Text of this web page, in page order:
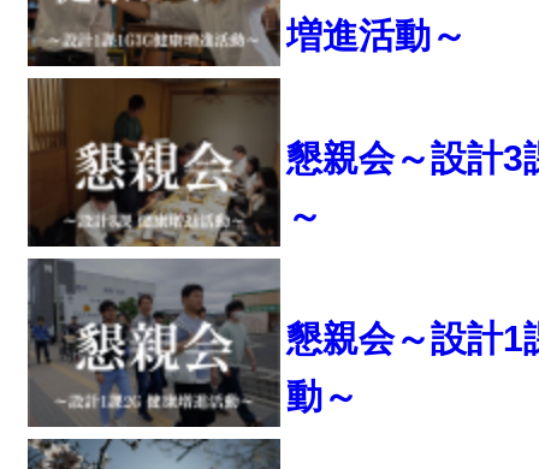
増進活動～
懇親会～設計3
～
懇親会～設計1
動～